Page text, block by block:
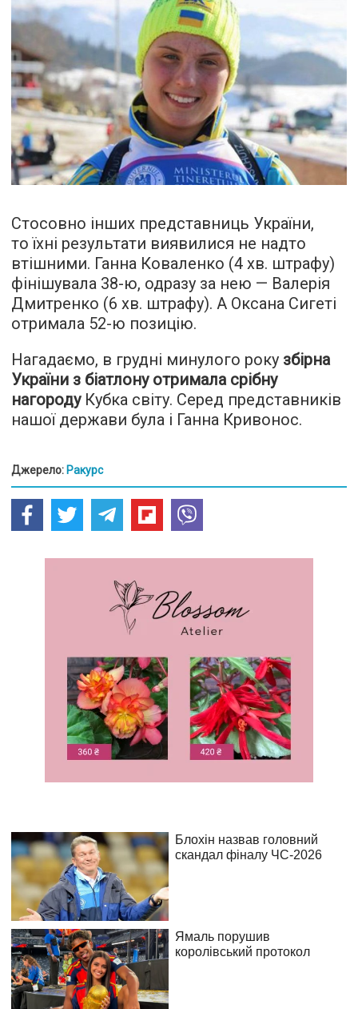
Стосовно інших представниць України,
то їхні результати виявилися не надто
втішними. Ганна Коваленко (4 хв. штрафу)
фінішувала 38-ю, одразу за нею — Валерія
Дмитренко (6 хв. штрафу). А Оксана Сигеті
отримала 52-ю позицію.
Нагадаємо, в грудні минулого року збірна
України з біатлону отримала срібну
нагородуКубка світу. Серед представників
нашої держави була і Ганна Кривонос.
Джерело: Ракурс